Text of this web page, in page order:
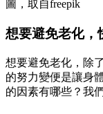
圖，取自freepik
想要避免老化，
想要避免老化，除
的努力變便是讓身
的因素有哪些？我